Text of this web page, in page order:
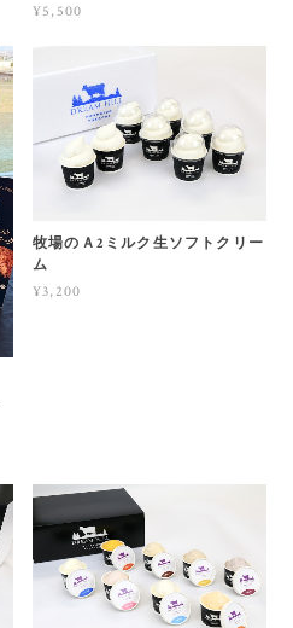
¥5,500
牧場のＡ2ミルク生ソフトクリー
ム
¥3,200